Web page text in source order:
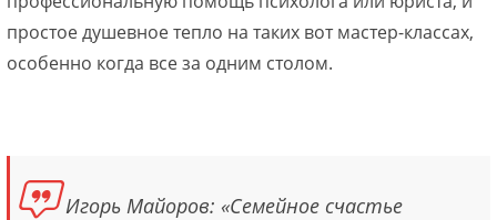
простое душевное тепло на таких вот мастер-классах,
особенно когда все за одним столом.
Игорь Майоров: «Семейное счастье